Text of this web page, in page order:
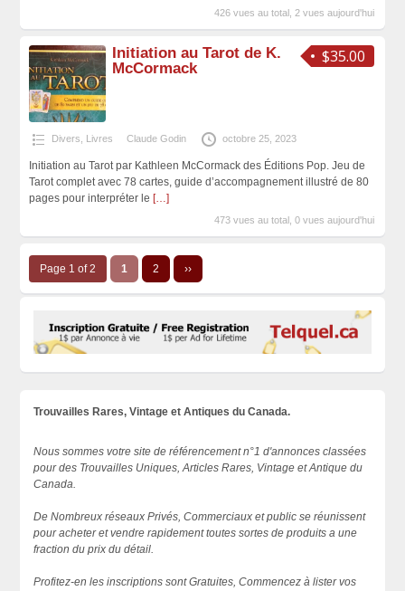
426 vues au total, 2 vues aujourd'hui
$35.00
Initiation au Tarot de K.
McCormack
Divers Livres Claude Godin octobre 25, 2023
Initiation au Tarot par Kathleen McCormack des Éditions Pop. Jeu de
Tarot complet avec 78 cartes, guide d’accompagnement illustré de 80
pages pour interpréter le […]
473 vues au total, 0 vues aujourd'hui
Page 1 of 2 1 2 ››
Trouvailles Rares, Vintage et Antiques du Canada.
Nous sommes votre site de référencement n°1 d'annonces classées
pour des Trouvailles Uniques, Articles Rares, Vintage et Antique du
Canada.
De Nombreux réseaux Privés, Commerciaux et public se réunissent
pour acheter et vendre rapidement toutes sortes de produits a une
fraction du prix du détail.
Profitez-en les inscriptions sont Gratuites, Commencez à lister vos